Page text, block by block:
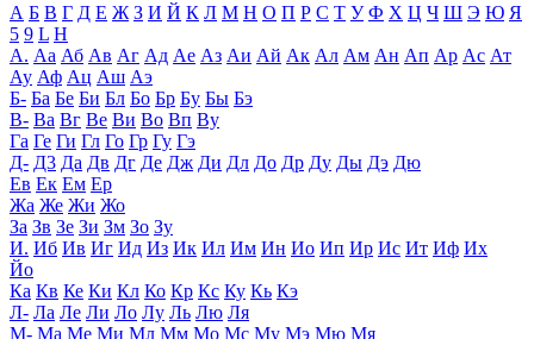
А Б В Г Д Е Ж З И Й К Л М Н О П Р С Т У Ф Х Ц Ч Ш Э Ю Я
5 9 L H
А. Аа Аб Ав Аг Ад Ае Аз Аи Ай Ак Ал Ам Ан Ап Ар Ас Ат
Ау Аф Ац Аш Аэ
Б- Ба Бе Би Бл Бо Бр Бу Бы Бэ
В- Ва Вг Ве Ви Во Вп Ву
Га Ге Ги Гл Го Гр Гу Гэ
Д- Д3 Да Дв Дг Де Дж Ди Дл До Др Ду Ды Дэ Дю
Ев Ек Ем Ер
Жа Же Жи Жо
За Зв Зе Зи Зм Зо Зу
И. Иб Ив Иг Ид Из Ик Ил Им Ин Ио Ип Ир Ис Ит Иф Их
Йо
Ка Кв Ке Ки Кл Ко Кр Кс Ку Кь Кэ
Л- Ла Ле Ли Ло Лу Ль Лю Ля
М- Ма Ме Ми Мл Мм Мо Мс Му Мэ Мю Мя